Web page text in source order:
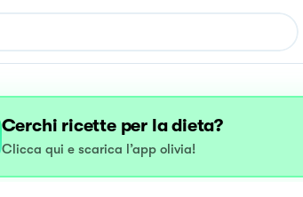
Cerchi ricette per la dieta?
Clicca qui e scarica l’app olivia!